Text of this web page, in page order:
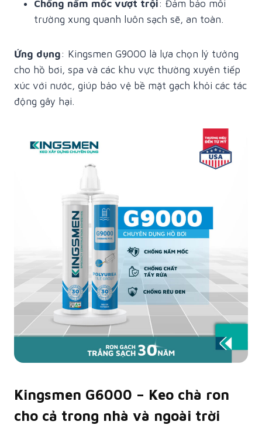
Chống nấm mốc vượt trội: Đảm bảo môi
trường xung quanh luôn sạch sẽ, an toàn.
Ứng dụng: Kingsmen G9000 là lựa chọn lý tưởng
cho hồ bơi, spa và các khu vực thường xuyên tiếp
xúc với nước, giúp bảo vệ bề mặt gạch khỏi các tác
động gây hại.
Kingsmen G6000 – Keo chà ron
cho cả trong nhà và ngoài trời